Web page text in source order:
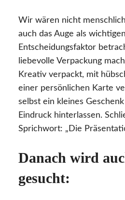
Wir wären nicht
auch das Auge als wichtigen
Entscheidungsfaktor
liebevolle Verpackung
Kreativ verpackt, mit
einer persönlichen Karte
selbst ein kleines
Eindruck hinterlassen.
Sprichwort: „Die
Danach wird
gesucht: